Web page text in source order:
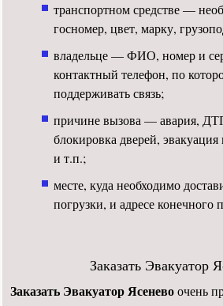
транспортном средстве —
госномер, цвет, марку,
владельце — ФИО, номер и
контактный телефон, по
поддерживать связь;
причине вызова — авария,
блокировка дверей, эвакуация
и т.п.;
месте, куда необходимо
погрузки, и адресе конечного
Заказать Эвакуатор
Заказать Эвакуатор Ясеневоочень